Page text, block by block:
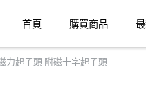
首頁 購買商品
力起子頭 附磁十字起子頭